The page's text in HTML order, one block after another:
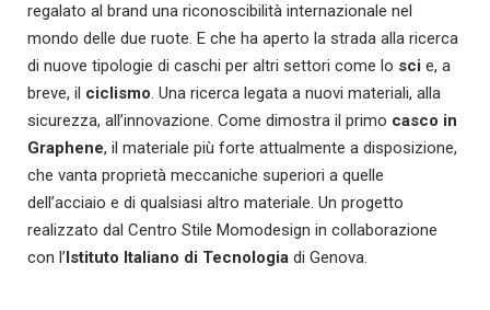
regalato al brand una riconoscibilità internazionale nel
mondo delle due ruote. E che ha aperto la strada alla ricerca
di nuove tipologie di caschi per altri settori come lo sci e, a
breve, il ciclismo. Una ricerca legata a nuovi materiali, alla
sicurezza, all’innovazione. Come dimostra il primo casco in
Graphene, il materiale più forte attualmente a disposizione,
che vanta proprietà meccaniche superiori a quelle
dell’acciaio e di qualsiasi altro materiale. Un progetto
realizzato dal Centro Stile Momodesign in collaborazione
con l’ Istituto Italiano di Tecnologia di Genova.